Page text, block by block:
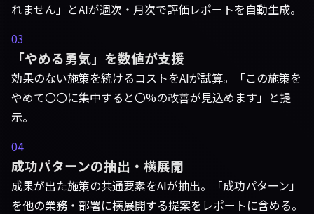
れません」とAIが週次・月次で評価レポートを自動生成。
03
「やめる勇気」を数値が支援
効果のない施策を続けるコストをAIが試算。「この施策を
やめて〇〇に集中すると〇%の改善が見込めます」と提
示。
04
成功パターンの抽出・横展開
成果が出た施策の共通要素をAIが抽出。「成功パターン」
を他の業務・部署に横展開する提案をレポートに含める。